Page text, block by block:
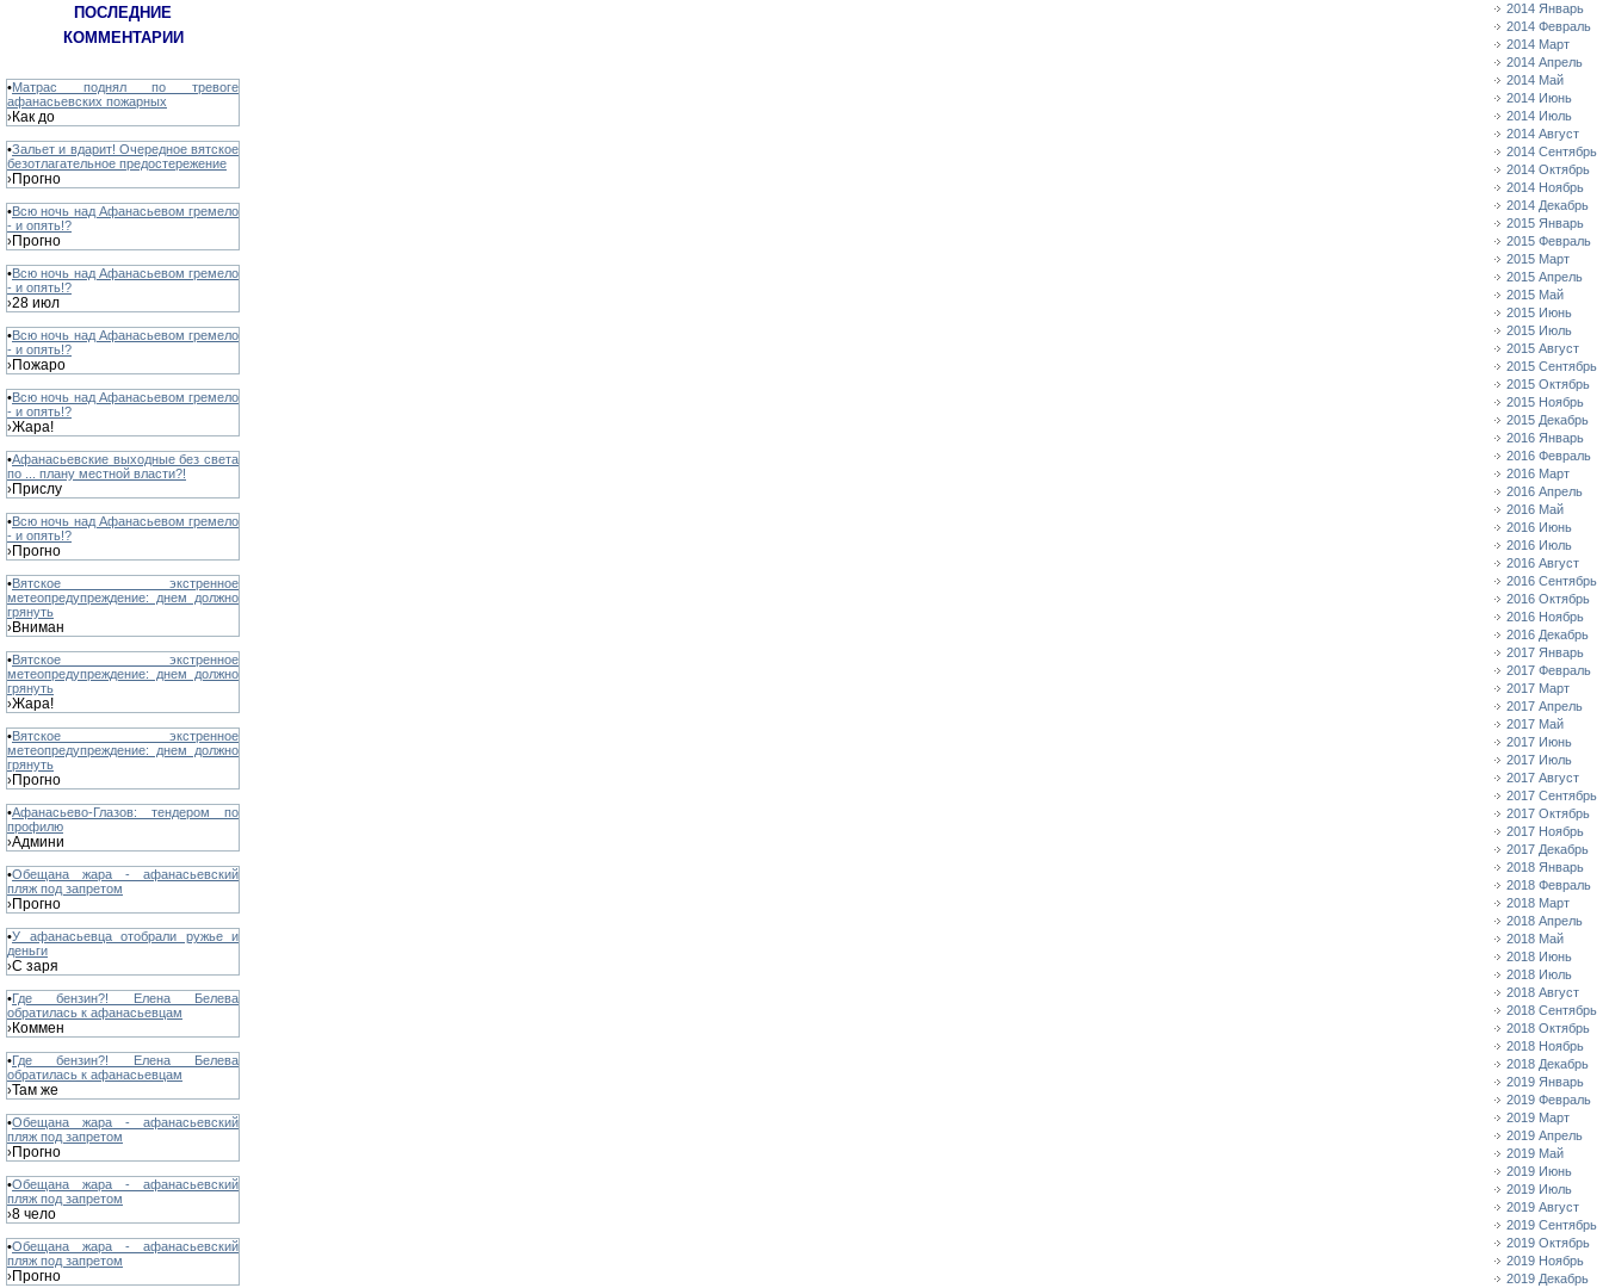
ПОСЛЕДНИЕ
КОММЕНТАРИИ
•Матрас поднял по тревоге
афанасьевских пожарных
›Как до
•Зальет и вдарит! Очередное вятское
безотлагательное предостережение
›Прогно
•Всю ночь над Афанасьевом гремело
- и опять!?
›Прогно
•Всю ночь над Афанасьевом гремело
- и опять!?
›28 июл
•Всю ночь над Афанасьевом гремело
- и опять!?
›Пожаро
•Всю ночь над Афанасьевом гремело
- и опять!?
›Жара!
•Афанасьевские выходные без света
по ... плану местной власти?!
›Прислу
•Всю ночь над Афанасьевом гремело
- и опять!?
›Прогно
•Вятское экстренное
метеопредупреждение: днем должно
грянуть
›Вниман
•Вятское экстренное
метеопредупреждение: днем должно
грянуть
›Жара!
•Вятское экстренное
метеопредупреждение: днем должно
грянуть
›Прогно
•Афанасьево-Глазов: тендером по
профилю
›Админи
•Обещана жара - афанасьевский
пляж под запретом
›Прогно
•У афанасьевца отобрали ружье и
деньги
›С заря
•Где бензин?! Елена Белева
обратилась к афанасьевцам
›Коммен
•Где бензин?! Елена Белева
обратилась к афанасьевцам
›Там же
•Обещана жара - афанасьевский
пляж под запретом
›Прогно
•Обещана жара - афанасьевский
пляж под запретом
›8 чело
•Обещана жара - афанасьевский
пляж под запретом
›Прогно
2014 Январь
2014 Февраль
2014 Март
2014 Апрель
2014 Май
2014 Июнь
2014 Июль
2014 Август
2014 Сентябрь
2014 Октябрь
2014 Ноябрь
2014 Декабрь
2015 Январь
2015 Февраль
2015 Март
2015 Апрель
2015 Май
2015 Июнь
2015 Июль
2015 Август
2015 Сентябрь
2015 Октябрь
2015 Ноябрь
2015 Декабрь
2016 Январь
2016 Февраль
2016 Март
2016 Апрель
2016 Май
2016 Июнь
2016 Июль
2016 Август
2016 Сентябрь
2016 Октябрь
2016 Ноябрь
2016 Декабрь
2017 Январь
2017 Февраль
2017 Март
2017 Апрель
2017 Май
2017 Июнь
2017 Июль
2017 Август
2017 Сентябрь
2017 Октябрь
2017 Ноябрь
2017 Декабрь
2018 Январь
2018 Февраль
2018 Март
2018 Апрель
2018 Май
2018 Июнь
2018 Июль
2018 Август
2018 Сентябрь
2018 Октябрь
2018 Ноябрь
2018 Декабрь
2019 Январь
2019 Февраль
2019 Март
2019 Апрель
2019 Май
2019 Июнь
2019 Июль
2019 Август
2019 Сентябрь
2019 Октябрь
2019 Ноябрь
2019 Декабрь